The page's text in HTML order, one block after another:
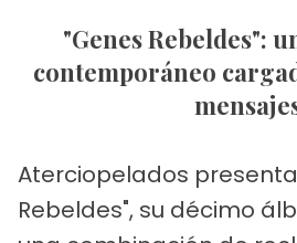
"Genes Rebeldes": un manifiesto
contemporáneo
Aterciopelados
Rebeldes", su décimo